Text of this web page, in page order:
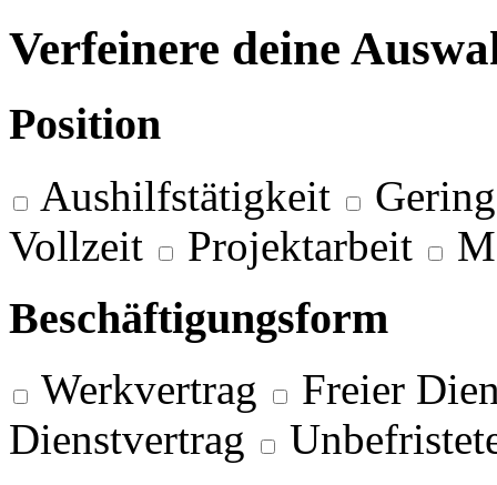
Verfeinere deine
Position
Aushilfstätigkeit
Vollzeit
Projektarbeit
Beschäftigungsform
Werkvertrag
Freier
Dienstvertrag